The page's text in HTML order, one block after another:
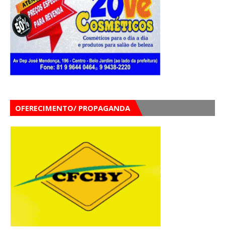
OFERECIMENTO/ PROPAGANDA